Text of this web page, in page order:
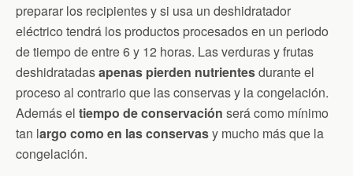
preparar los recipientes y si usa un deshidratador
eléctrico tendrá los productos procesados en un periodo
de tiempo de entre 6 y 12 horas. Las verduras y frutas
deshidratadasapenas pierden nutrientesdurante el
proceso al contrario que las conservas y la congelación.
Además el tiempo de conservación será como mínimo
tan largo como en las conservasy mucho más que la
congelación.